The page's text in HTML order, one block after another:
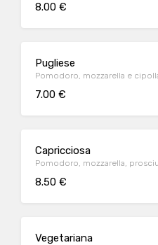
8.00 €
Pugliese
Pomodoro, mozzarella e
7.00 €
Capricciosa
Pomodoro, mozzarella,
8.50 €
Vegetariana